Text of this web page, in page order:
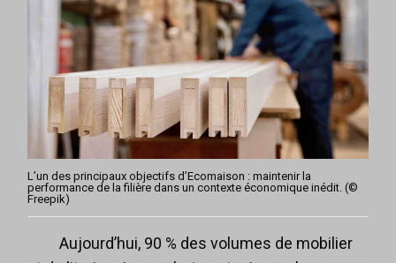
L’un des principaux objectifs d’Ecomaison : maintenir la
performance de la filière dans un contexte économique inédit. (©
Freepik)
Aujourd’hui, 90 % des volumes de mobilier